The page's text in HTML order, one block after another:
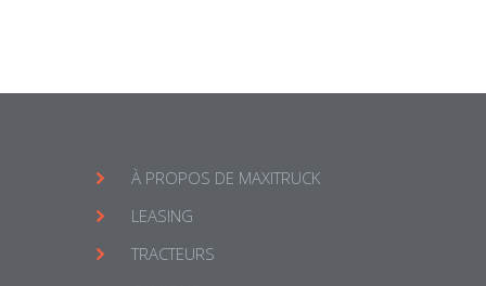
À PROPOS DE MAXITRUCK
LEASING
TRACTEURS